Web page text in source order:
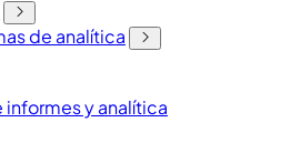
de analítica
y analítica